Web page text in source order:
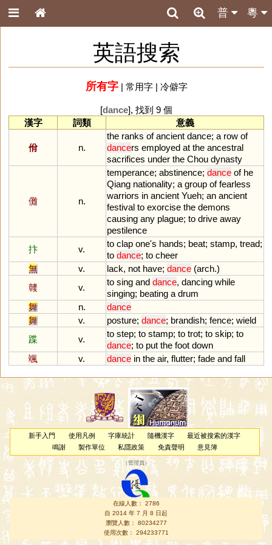
粵
普
英語搜索
所有字| 常用字| 冷僻字
[dance], 找到 9 個
漢字
詞類 意義
佾 n.
the ranks of ancient dance; a row of
dancers employed at the ancestral
sacrifices under the Chou dynasty
儺 n.
temperance; abstinence; dance of he
Qiang nationality; a group of fearless
warriors in ancient Yueh; an ancient
festival to exorcise the demons
causing any plague; to drive away
pestilence
抃
v.
to clap one's hands; beat; stamp, tread;
to dance; to cheer
無
v. lack, not have; dance (arch.)
竷
v.
to sing and dance, dancing while
singing; beating a drum
舞
n.
dance
舞
v. posture; dance; brandish; fence; wield
蹀
v.
to step; to stamp; to trot; to skip; to
dance; to put the foot down
颯
v. dance in the air, flutter; fade and fall
新手入門 使用凡例 字庫統計 隨機漢字
最近被搜索的漢字
鳴謝
製作單位 私隱政策 免責聲明 意見簿
（管理員 ）
在線人數： 2786
自 2014 年 7 月 8 日起
瀏覽人數： 80234277
使用次數： 294233771